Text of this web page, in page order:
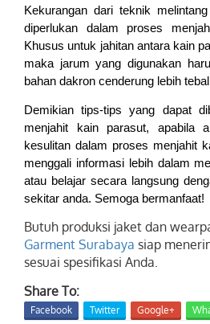
Kekurangan dari teknik
diperlukan dalam proses
Khusus untuk jahitan antara kain
maka jarum yang digunakan
bahan dakron cenderung lebih
Demikian tips-tips yang dapat
menjahit kain parasut, apabila
kesulitan dalam proses menjahit
menggali informasi lebih dalam
atau belajar secara langsung
sekitar anda. Semoga bermanfaat!
Butuh produksi jaket dan
Garment Surabaya siap
sesuai spesifikasi Anda.
Share To:
Facebook Twitter Google+